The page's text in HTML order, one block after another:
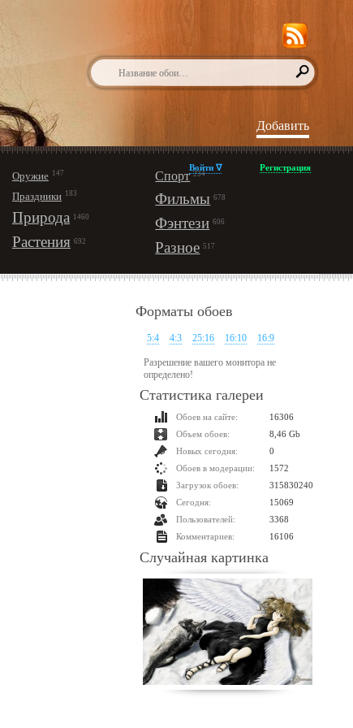
Добавить
Оружие 147
Праздники 183
Природа 1460
Растения 692
Спорт 234
Фильмы 678
Фэнтези 606
Разное 517
Войти ∇ Регистрация
Форматы обоев
5:4 4:3 25:16 16:10 16:9
Разрешение вашего монитора не
определено!
Статистика галереи
Обоев на сайте:
16306
Объем обоев:
8,46 Gb
Новых сегодня:
0
Обоев в модерации:
1572
Загрузок обоев:
315830240
Сегодня:
15069
Пользователей:
3368
Комментариев:
16106
Случайная картинка